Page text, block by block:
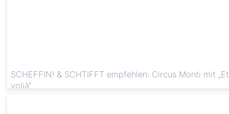
SCHEFFIN! & SCHTIFFT empfehlen: Circus Monti mit „Et
volià“